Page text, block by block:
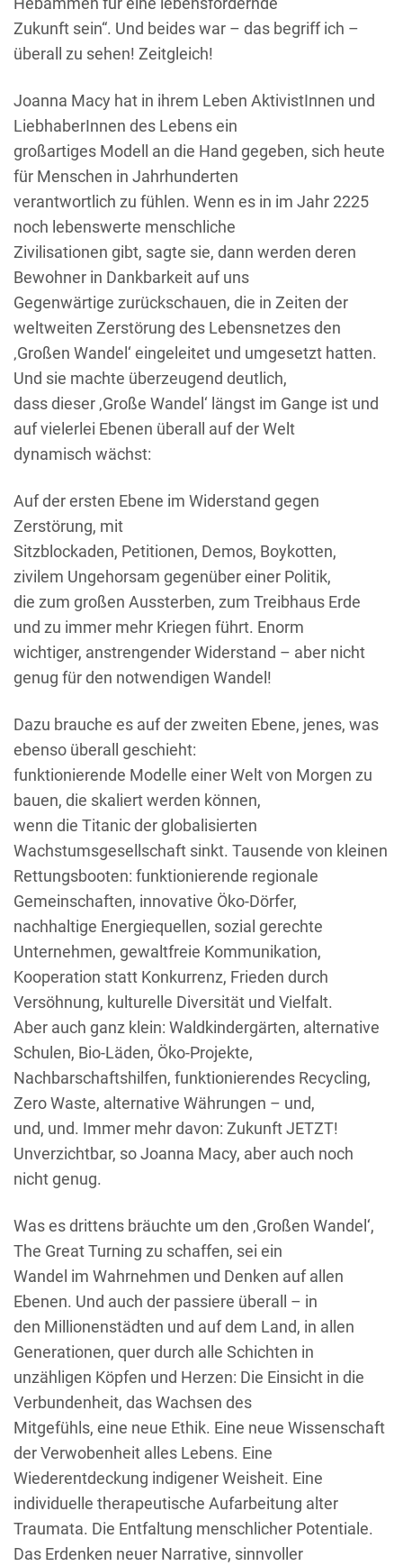
Zukunft sein“. Und beides war – das begriff ich –
überall zu sehen! Zeitgleich!
Joanna Macy hat in ihrem Leben AktivistInnen und
LiebhaberInnen des Lebens ein
großartiges Modell an die Hand gegeben, sich heute
für Menschen in Jahrhunderten
verantwortlich zu fühlen. Wenn es in im Jahr 2225
noch lebenswerte menschliche
Zivilisationen gibt, sagte sie, dann werden deren
Bewohner in Dankbarkeit auf uns
Gegenwärtige zurückschauen, die in Zeiten der
weltweiten Zerstörung des Lebensnetzes den
‚Großen Wandel‘ eingeleitet und umgesetzt hatten.
Und sie machte überzeugend deutlich,
dass dieser ‚Große Wandel‘ längst im Gange ist und
auf vielerlei Ebenen überall auf der Welt
dynamisch wächst:
Auf der ersten Ebene im Widerstand gegen
Zerstörung, mit
Sitzblockaden, Petitionen, Demos, Boykotten,
zivilem Ungehorsam gegenüber einer Politik,
die zum großen Aussterben, zum Treibhaus Erde
und zu immer mehr Kriegen führt. Enorm
wichtiger, anstrengender Widerstand – aber nicht
genug für den notwendigen Wandel!
Dazu brauche es auf der zweiten Ebene, jenes, was
ebenso überall geschieht:
funktionierende Modelle einer Welt von Morgen zu
bauen, die skaliert werden können,
wenn die Titanic der globalisierten
Wachstumsgesellschaft sinkt. Tausende von kleinen
Rettungsbooten: funktionierende regionale
Gemeinschaften, innovative Öko-Dörfer,
nachhaltige Energiequellen, sozial gerechte
Unternehmen, gewaltfreie Kommunikation,
Kooperation statt Konkurrenz, Frieden durch
Versöhnung, kulturelle Diversität und Vielfalt.
Aber auch ganz klein: Waldkindergärten, alternative
Schulen, Bio-Läden, Öko-Projekte,
Nachbarschaftshilfen, funktionierendes Recycling,
Zero Waste, alternative Währungen – und,
und, und. Immer mehr davon: Zukunft JETZT!
Unverzichtbar, so Joanna Macy, aber auch noch
nicht genug.
Was es drittens bräuchte um den ‚Großen Wandel‘,
The Great Turning zu schaffen, sei ein
Wandel im Wahrnehmen und Denken auf allen
Ebenen. Und auch der passiere überall – in
den Millionenstädten und auf dem Land, in allen
Generationen, quer durch alle Schichten in
unzähligen Köpfen und Herzen: Die Einsicht in die
Verbundenheit, das Wachsen des
Mitgefühls, eine neue Ethik. Eine neue Wissenschaft
der Verwobenheit alles Lebens. Eine
Wiederentdeckung indigener Weisheit. Eine
individuelle therapeutische Aufarbeitung alter
Traumata. Die Entfaltung menschlicher Potentiale.
Das Erdenken neuer Narrative, sinnvoller